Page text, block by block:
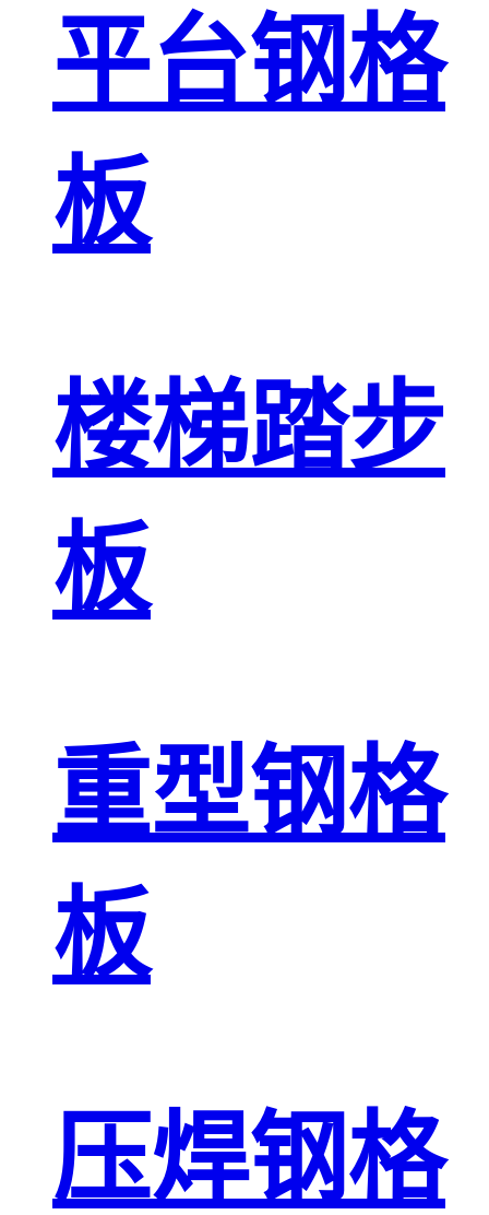
平台钢格
板
楼梯踏步
板
重型钢格
板
压焊钢格